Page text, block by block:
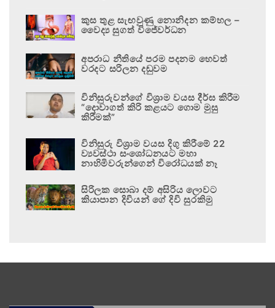
කුස තුළ සැඟවුණු නොනිදන කම්හල –
වෛද්‍ය සුගත් විජේවර්ධන
අපරාධ නීතියේ පරම පදනම හෙවත්
වරදට සරිලන දඬුවම
විනිසුරුවන්ගේ විශ්‍රාම වයස දීර්ඝ කිරීම
“දොවාගත් කිරි කළයට ගොම මුසු
කිරීමක්”
විනිසුරු විශ්‍රාම වයස දිගු කිරීමේ 22
ව්‍යවස්ථා සංශෝධනයට මහා
නාහිමිවරුන්ගෙන් විරෝධයක් නෑ
සිරිලක සොබා දම් අසිරිය ලොවට
කියාපාන දිවියන් ගේ දිවි සුරකිමු